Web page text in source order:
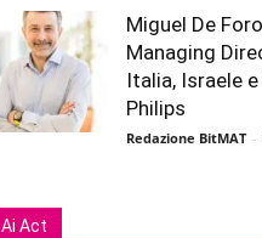
Miguel De
Managing
Italia, Israele
Philips
Redazione BitMAT -
Ai Act